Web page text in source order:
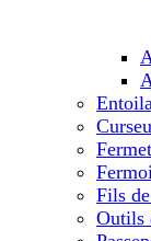
Fils
Outils